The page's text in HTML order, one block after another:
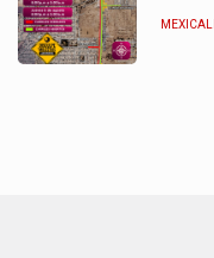
MEXICALI